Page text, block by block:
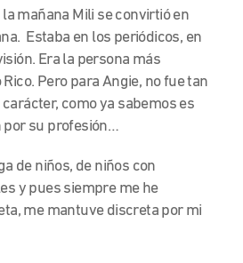
la mañana Mili se convirtió en
Estaba en los periódicos, en
Era la persona más
Pero para Angie, no fue tan
como ya sabemos es
por su profesión…
de niños, de niños con
y pues siempre me he
me mantuve discreta por mi